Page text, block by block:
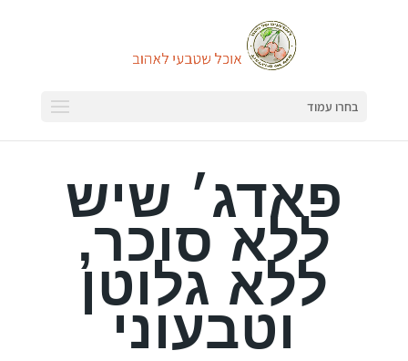
בחרו עמוד
פאדג׳ שיש
ללא סוכר,
ללא גלוטן
וטבעוני